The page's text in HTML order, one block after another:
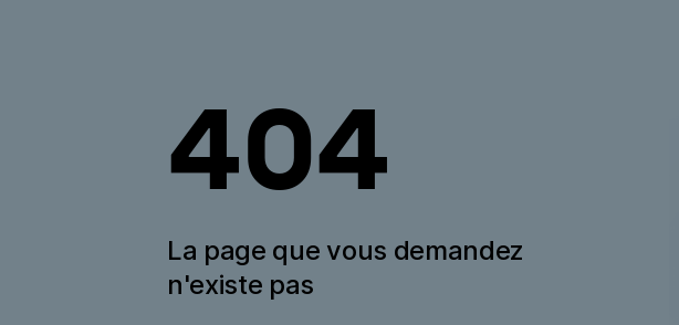
404
La page que vous demandez
n'existe pas